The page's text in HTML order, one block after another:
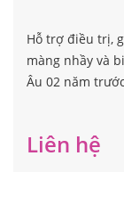
Hỗ trợ điều trị,
màng nhầy và
Âu 02 năm
Liên hệ